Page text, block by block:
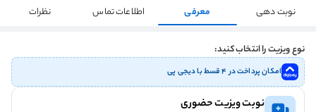
نوبت دهی
معرفی اطلاعات تماس نظرات
نوع ویزیت را انتخاب کنید:
امکان پرداخت در ۴ قسط با دیجی پی
نوبت ویزیت حضوری